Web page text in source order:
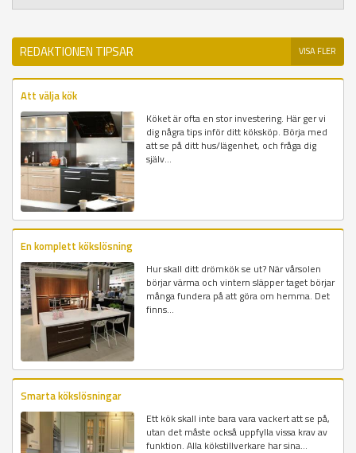
REDAKTIONEN TIPSAR VISA FLER
Att välja kök
Köket är ofta en stor investering. Här ger vi
dig några tips inför ditt köksköp. Börja med
att se på ditt hus/lägenhet, och fråga dig
själv...
En komplett kökslösning
Hur skall ditt drömkök se ut? När vårsolen
börjar värma och vintern släpper taget börjar
många fundera på att göra om hemma. Det
finns...
Smarta kökslösningar
Ett kök skall inte bara vara vackert att se på,
utan det måste också uppfylla vissa krav av
funktion. Alla kökstillverkare har sina...